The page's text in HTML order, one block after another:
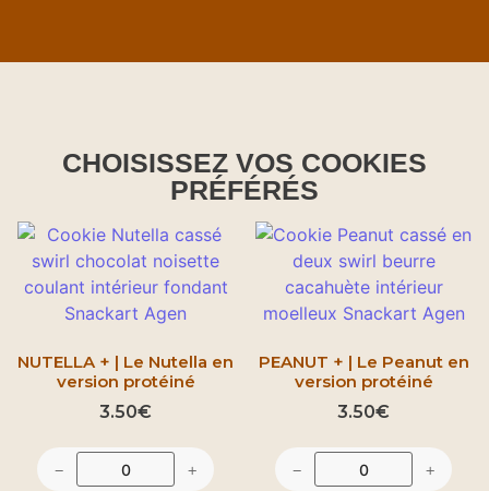
Nos cookies
CHOISISSEZ VOS COOKIES
PRÉFÉRÉS
NUTELLA + | Le Nutella en
version protéiné
3.50€
− +
PEANUT + | Le Peanut en
version protéiné
3.50€
− +